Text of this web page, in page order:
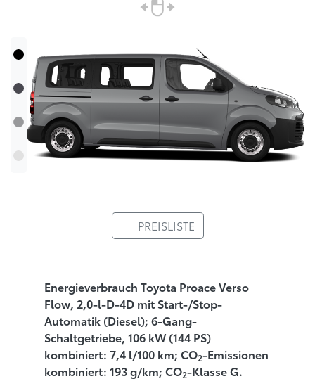
PREISLISTE
Energieverbrauch Toyota Proace Verso
Flow, 2,0-l-D-4D mit Start-/Stop-
Automatik (Diesel); 6-Gang-
Schaltgetriebe, 106 kW (144 PS)
kombiniert: 7,4 l/100 km; CO2-Emissionen
kombiniert: 193 g/km; CO2-Klasse G.